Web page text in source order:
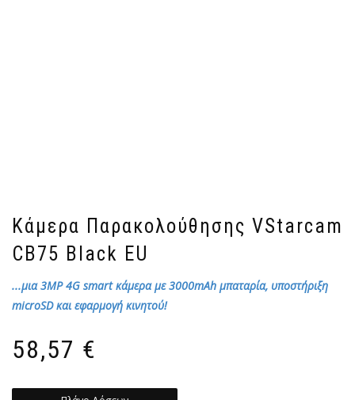
Κάμερα Παρακολούθησης VStarcam
CB75 Black EU
...μια 3MP 4G smart κάμερα με 3000mAh μπαταρία, υποστήριξη
microSD και εφαρμογή κινητού!
58,57 €